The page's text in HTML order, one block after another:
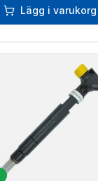
Lägg i varukorg